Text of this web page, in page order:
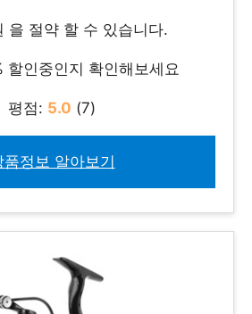
을 절약 할 수 있습니다.
할인중인지 확인해보세요
평점: 5.0 (7)
품정보 알아보기